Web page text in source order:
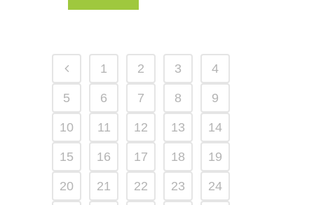
1 2 3 4
5 6 7 8 9
10 11 12 13 14
15 16 17 18 19
20 21 22 23 24